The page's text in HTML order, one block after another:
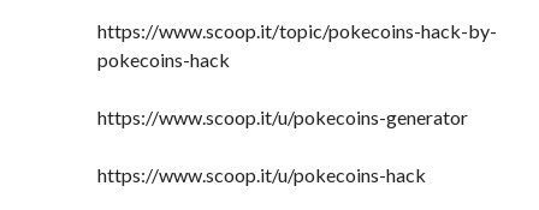
https://www.scoop.it/topic/pokecoins-hack-by-
pokecoins-hack
https://www.scoop.it/u/pokecoins-generator
https://www.scoop.it/u/pokecoins-hack